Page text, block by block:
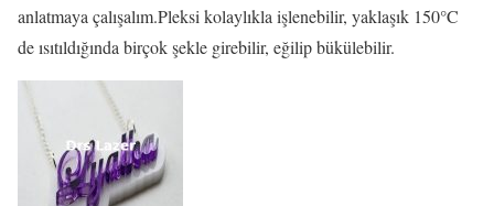
anlatmaya çalışalım.Pleksi kolaylıkla işlenebilir, yaklaşık 150°C
de ısıtıldığında birçok şekle girebilir, eğilip bükülebilir.